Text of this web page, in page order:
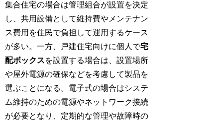
集合住宅の場合は管理組合が設置を決定
し、共用設備として維持費やメンテナン
ス費用を住民で負担して運用するケース
が多い。一方、戸建住宅向けに個人で宅
配ボックスを設置する場合は、設置場所
や屋外電源の確保などを考慮して製品を
選ぶことになる。電子式の場合はシステ
ム維持のための電源やネットワーク接続
が必要となり、定期的な管理や故障時の